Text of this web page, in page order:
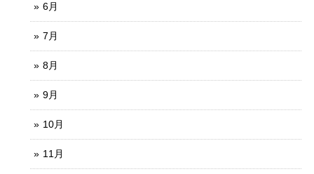
6月
7月
8月
9月
10月
11月